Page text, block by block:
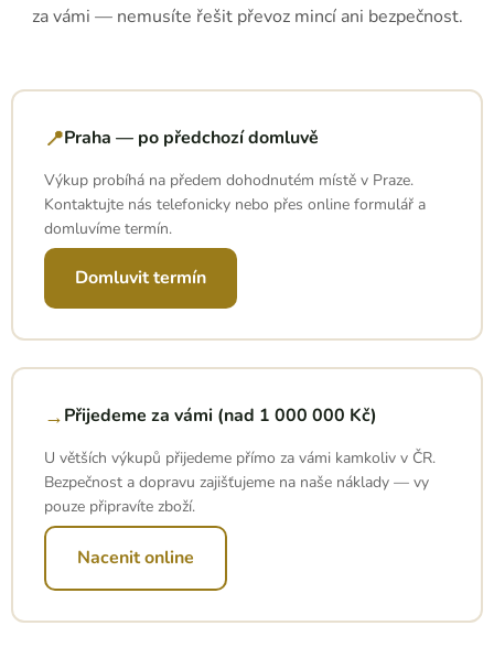
za vámi — nemusíte řešit převoz mincí ani bezpečnost.
📍Praha — po předchozí domluvě
Výkup probíhá na předem dohodnutém místě v Praze.
Kontaktujte nás telefonicky nebo přes online formulář a
domluvíme termín.
Domluvit termín
→Přijedeme za vámi (nad 1 000 000 Kč)
U větších výkupů přijedeme přímo za vámi kamkoliv v ČR.
Bezpečnost a dopravu zajišťujeme na naše náklady — vy
pouze připravíte zboží.
Nacenit online